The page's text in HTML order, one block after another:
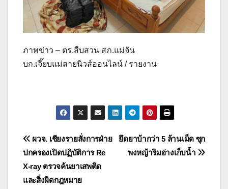
ภาพข่าว – ตร.สืบสวน สภ.แม่จัน
บก.เจี๊ยบแม่สายนิวส์ออนไลน์ / รายงาน
แนะแนว
เรื่อง
ยึดยาบ้ากว่า 5 ล้านเม็ด ซุก
พงหญ้าริมอ่างเก็บน้ำ
ผวจ. เชียงรายสั่งการฝ่าย
ปกครองเปิดปฏิบัติการ Re
X-ray ตรวจค้นยาเสพติด
และสิ่งผิดกฎหมาย